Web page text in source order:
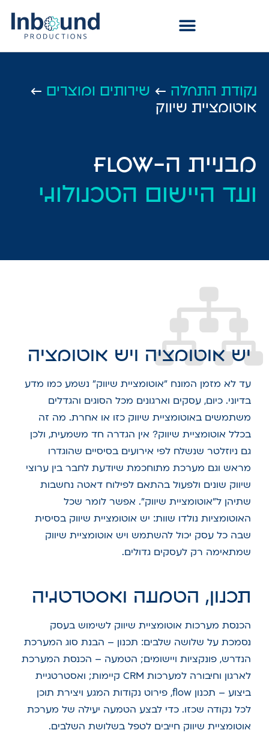
נקודת התחלה ← שירותים ומוצרים ←
אוטומציית שיווק
מבניית ה-flow
ועד היישום הטכנולוגי
יש אוטומציה ויש אוטומציה
עד לא מזמן המונח "אוטומציית שיווק" נשמע כמו מדע
בדיוני. כיום, עסקים וארגונים מכל הסוגים והגדלים
משתמשים באוטומציית שיווק כזו או אחרת. מה זה
בכלל אוטומציית שיווק? אין הגדרה חד משמעית, ולכן
גם ניוזלטר שנשלח לפי אירועים בסיסיים שהוגדרו
מראש וגם מערכת מתוחכמת שיודעת לחבר בין ערוצי
שיווק שונים ולפעול בהתאם לפילוח דאטה נחשבות
שתיהן ל"אוטומציית שיווק". אפשר לומר שכל
האוטומציות נולדו שוות: יש אוטומציית שיווק בסיסית
שבה כל עסק יכול להשתמש ויש אוטומציית שיווק
שמתאימה רק לעסקים גדולים.
תכנון, הטמעה ואסטרטגיה
הכנסת מערכות אוטומציית שיווק לשימוש בעסק
נסמכת על שלושה שלבים: תכנון – הבנת סוג המערכת
הנדרש, פונקציות ויישומים; הטמעה – הכנסת המערכת
לארגון וחיבורה למערכות CRM קיימות; ואסטרטגיית
ביצוע – תכנון flow, פירוט נקודות המגע ויצירת תוכן
לכל נקודה שכזו. כדי לבצע הטמעה יעילה של מערכת
אוטומציית שיווק חייבים לטפל בשלושת השלבים.